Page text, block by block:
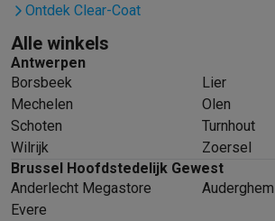
Ontdek Clear-Coat
Alle winkels
Antwerpen
Borsbeek
Lier
Mechelen
Olen
Schoten
Turnhout
Wilrijk
Zoersel
Brussel Hoofdstedelijk Gewest
Anderlecht Megastore
Auderghem
Evere